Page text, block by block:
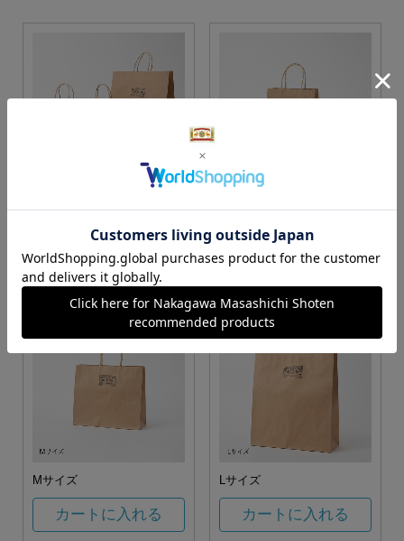
カートに入れる カートに入れる
Mサイズ
カートに入れる
Lサイズ
カートに入れる